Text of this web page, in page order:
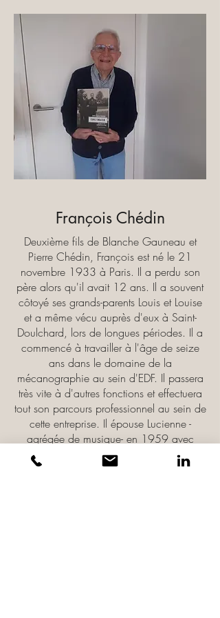
François Chédin
Deuxième fils de Blanche Gauneau et
Pierre Chédin, François est né le 21
novembre 1933 à Paris. Il a perdu son
père alors qu'il avait 12 ans. Il a souvent
côtoyé ses grands-parents Louis et Louise
et a même vécu auprès d'eux à Saint-
Doulchard, lors de longues périodes. Il a
commencé à travailler à l'âge de seize
ans dans le domaine de la
mécanographie au sein d'EDF. Il passera
très vite à d'autres fonctions et effectuera
tout son parcours professionnel au sein de
cette entreprise. Il épouse Lucienne -
agrégée de musique- en 1959 avec
laquelle il aura trois enfants : Pierre,
Bernard et Céline. Après le décès de